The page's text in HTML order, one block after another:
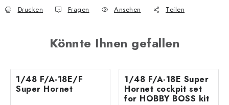
Drucken Fragen Ansehen Teilen
Könnte Ihnen gefallen
1/48 F/A-18E/F
Super Hornet
1/48 F/A-18E Super
Hornet cockpit set
for HOBBY BOSS kit